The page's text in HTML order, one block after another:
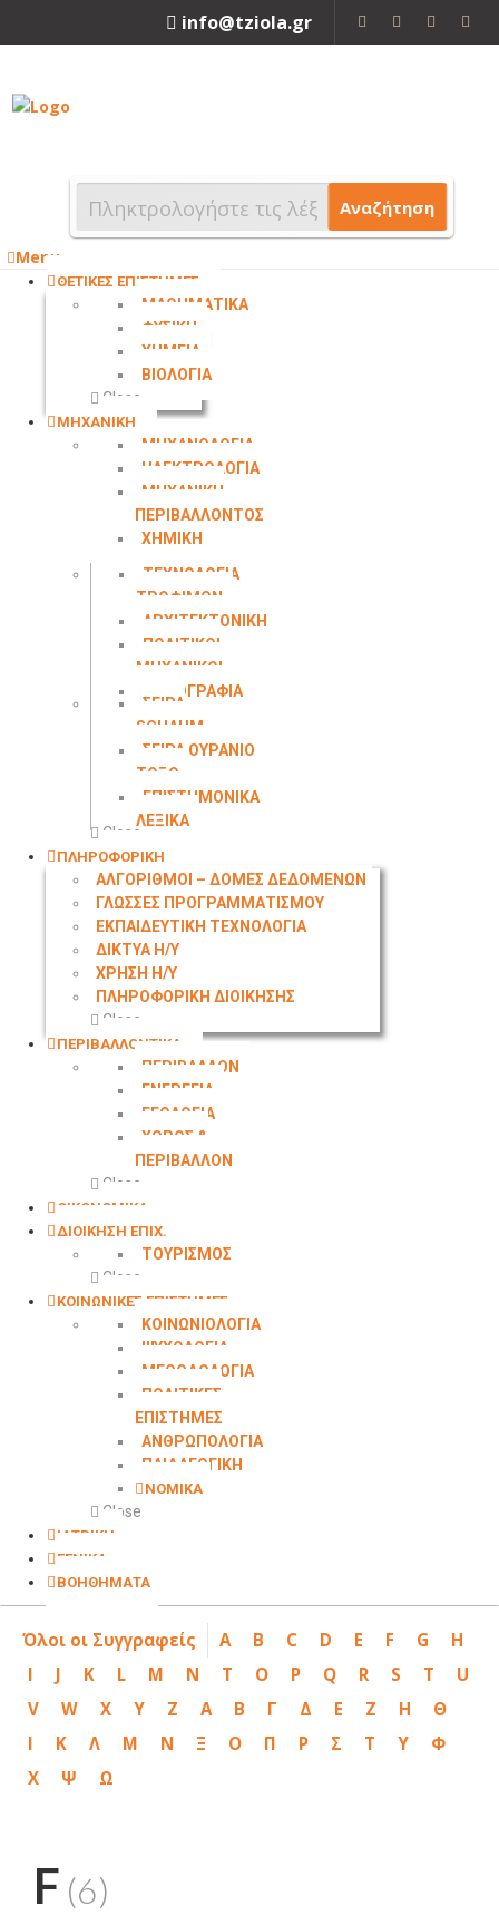
info@tziola.gr
Αναζήτηση
Menu
ΘΕΤΙΚΕΣ ΕΠΙΣΤΗΜΕΣ
ΜΑΘΗΜΑΤΙΚΑ
ΦΥΣΙΚΗ
ΧΗΜΕΙΑ
ΒΙΟΛΟΓΙΑ
Close
ΜΗΧΑΝΙΚΗ
ΜΗΧΑΝΟΛΟΓΙΑ
ΗΛΕΚΤΡΟΛΟΓΙΑ
ΜΗΧΑΝΙΚΗ
ΠΕΡΙΒΑΛΛΟΝΤΟΣ
ΧΗΜΙΚΗ
ΤΕΧΝΟΛΟΓΙΑ
ΤΡΟΦΙΜΩΝ
ΑΡΧΙΤΕΚΤΟΝΙΚΗ
ΠΟΛΙΤΙΚΟΙ
ΜΗΧΑΝΙΚΟΙ
ΤΟΠΟΓΡΑΦΙΑ
ΣΕΙΡΑ
SCHAUM
ΣΕΙΡΑ ΟΥΡΑΝΙΟ
ΤΟΞΟ
ΕΠΙΣΤΗΜΟΝΙΚΑ
ΛΕΞΙΚΑ
Close
ΠΛΗΡΟΦΟΡΙΚΗ
ΑΛΓΟΡΙΘΜΟΙ – ΔΟΜΕΣ ΔΕΔΟΜΕΝΩΝ
ΓΛΩΣΣΕΣ ΠΡΟΓΡΑΜΜΑΤΙΣΜΟΥ
ΕΚΠΑΙΔΕΥΤΙΚΗ ΤΕΧΝΟΛΟΓΙΑ
ΔΙΚΤΥΑ Η/Υ
ΧΡΗΣΗ Η/Υ
ΠΛΗΡΟΦΟΡΙΚΗ ΔΙΟΙΚΗΣΗΣ
Close
ΠΕΡΙΒΑΛΛΟΝΤΙΚΑ
ΠΕΡΙΒΑΛΛΟΝ
ΕΝΕΡΓΕΙΑ
ΓΕΩΛOΓΙΑ
ΧΩΡΟΣ &
ΠΕΡΙΒΑΛΛΟΝ
Close
ΟΙΚΟΝΟΜΙΚΑ
ΔΙΟΙΚΗΣΗ ΕΠΙΧ.
ΤΟΥΡΙΣΜΟΣ
Close
ΚΟΙΝΩΝΙΚΕΣ ΕΠΙΣΤΗΜΕΣ
ΚΟΙΝΩΝΙΟΛΟΓΙΑ
ΨΥΧΟΛΟΓΙΑ
ΜΕΘΟΔΟΛΟΓΙΑ
ΠΟΛΙΤΙΚΕΣ
ΕΠΙΣΤΗΜΕΣ
ΑΝΘΡΩΠΟΛΟΓΙΑ
ΠΑΙΔΑΓΩΓΙΚΗ
ΝΟΜΙΚΑ
Close
ΙΑΤΡΙΚΗ
ΓΕΝΙΚΑ
ΒΟΗΘΗΜΑΤΑ
Όλοι οι Συγγραφείς A B C D E F G
H
I
J K L M N T O P Q R S T
U
V
W X Y Z Α Β Γ Δ Ε Ζ Η
Θ
Ι
Κ Λ Μ Ν Ξ Ο Π Ρ Σ Τ Υ
Φ
Χ
Ψ Ω
F (6)